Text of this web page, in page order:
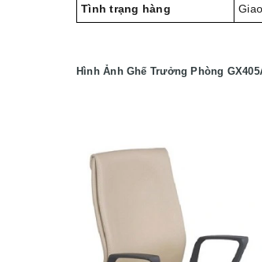
Tình trạng hàng
Hình Ảnh Ghế Trưởng Phòng